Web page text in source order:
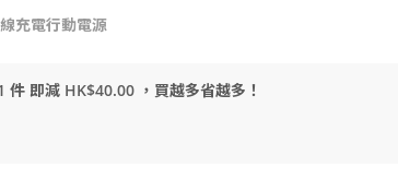
充電行動電源
件 即減 HK$40.00 ，買越多省越多！